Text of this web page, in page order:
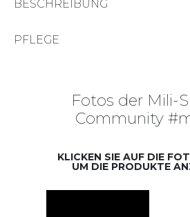
BESCHREIBUNG
PFLEGE
Fotos der Mili-
Community
KLICKEN SIE AUF DIE
UM DIE PRODUKTE